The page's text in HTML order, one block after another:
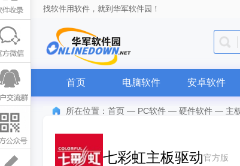
找软件用软件，就到华军软件园！
首页 电脑软件 安卓软件
所在位置： 首页 — PC软件 — 硬件软件 — 主
七彩虹主板驱动官方版